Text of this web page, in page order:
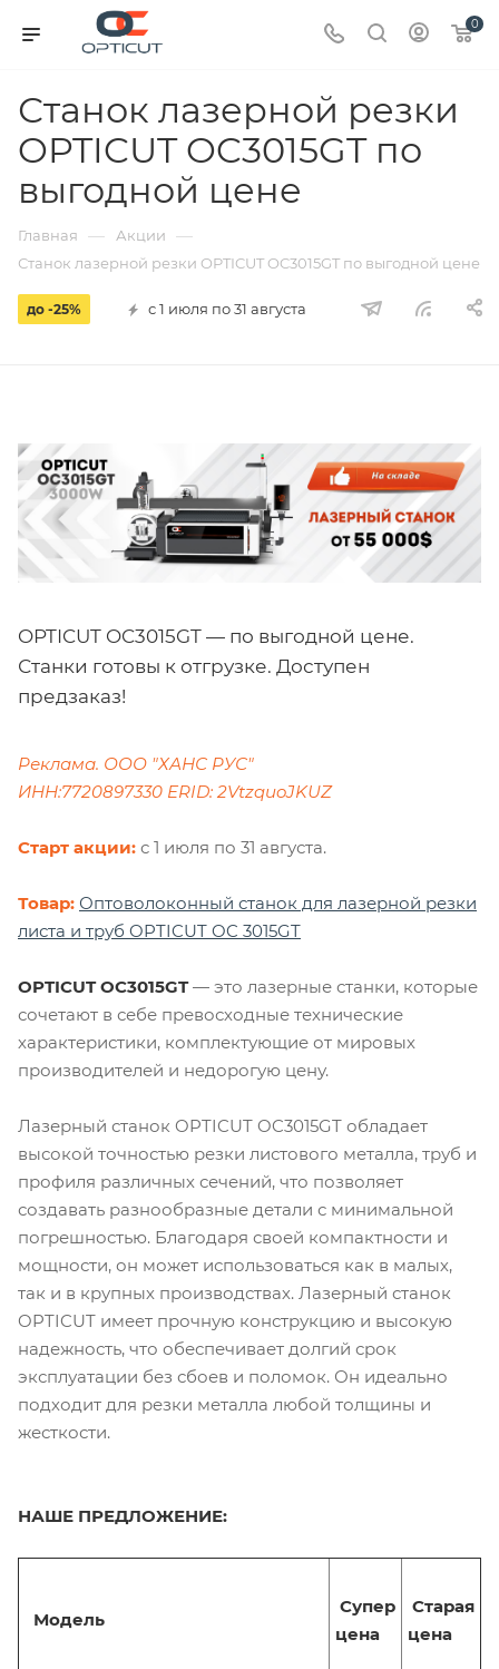
0
Станок лазерной резки
OPTICUT OC3015GT по
выгодной цене
Главная — Акции —
Станок лазерной резки OPTICUT OC3015GT по выгодной цене
до -25% с 1 июля по 31 августа
OPTICUT OC3015GT — по выгодной цене.
Станки готовы к отгрузке. Доступен
предзаказ!
Реклама. ООО "ХАНС РУС"
ИНН:7720897330 ERID: 2VtzquoJKUZ
Старт акции: с 1 июля по 31 августа.
Товар: Оптоволоконный станок для лазерной резки
листа и труб OPTICUT OC 3015GT
OPTICUT OC3015GT— это лазерные станки, которые
сочетают в себе превосходные технические
характеристики, комплектующие от мировых
производителей и недорогую цену.
Лазерный станок OPTICUT OC3015GT обладает
высокой точностью резки листового металла, труб и
профиля различных сечений, что позволяет
создавать разнообразные детали с минимальной
погрешностью. Благодаря своей компактности и
мощности, он может использоваться как в малых,
так и в крупных производствах. Лазерный станок
OPTICUT имеет прочную конструкцию и высокую
надежность, что обеспечивает долгий срок
эксплуатации без сбоев и поломок. Он идеально
подходит для резки металла любой толщины и
жесткости.
НАШЕ ПРЕДЛОЖЕНИЕ:
Модель
Супер
цена
Старая
цена